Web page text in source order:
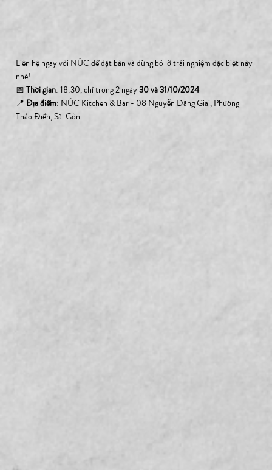
Liên hệ ngay với NÚC để đặt bàn và đừng bỏ lỡ trải nghiệm đặc biệt này
nhé!
📅 Thời gian: 18:30, chỉ trong 2 ngày 30 và 31/10/2024
📍 Địa điểm: NÚC Kitchen & Bar - 08 Nguyễn Đăng Giai, Phường
Thảo Điền, Sài Gòn.